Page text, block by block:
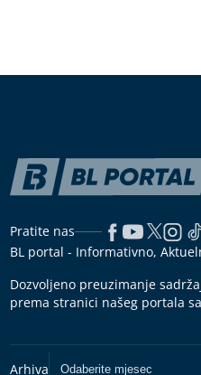
Pratite nas
BL portal - Informativno,
Dozvoljeno preuzimanje
prema stranici našeg portala